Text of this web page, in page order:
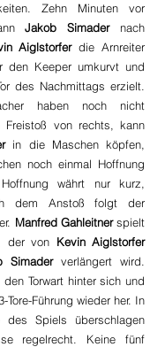
Zehn Minuten vor
Jakob Simader nach
Aiglstorfer die Arnreiter
den Keeper umkurvt und
des Nachmittags erzielt.
haben noch nicht
in die Maschen köpfen,
noch einmal Hoffnung
währt nur kurz,
dem Anstoß folgt der
Manfred Gahleitner spielt
der von
Kevin Aiglstorfer
Simader verlängert wird.
Torwart hinter sich und
Führung wieder her. In
des Spiels überschlagen
regelrecht. Keine fünf